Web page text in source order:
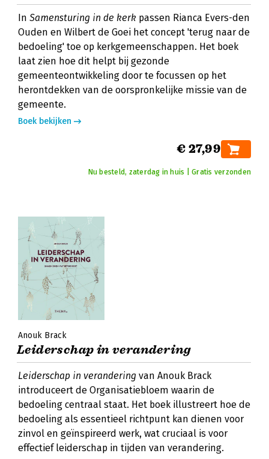
In Samensturing in de kerk passen Rianca Evers-den
Ouden en Wilbert de Goei het concept 'terug naar de
bedoeling' toe op kerkgemeenschappen. Het boek
laat zien hoe dit helpt bij gezonde
gemeenteontwikkeling door te focussen op het
herontdekken van de oorspronkelijke missie van de
gemeente.
Boek bekijken
€ 27,99
Nu besteld, zaterdag in huis | Gratis verzonden
Anouk Brack
Leiderschap in verandering
Leiderschap in verandering van Anouk Brack
introduceert de Organisatiebloem waarin de
bedoeling centraal staat. Het boek illustreert hoe de
bedoeling als essentieel richtpunt kan dienen voor
zinvol en geïnspireerd werk, wat cruciaal is voor
effectief leiderschap in tijden van verandering.